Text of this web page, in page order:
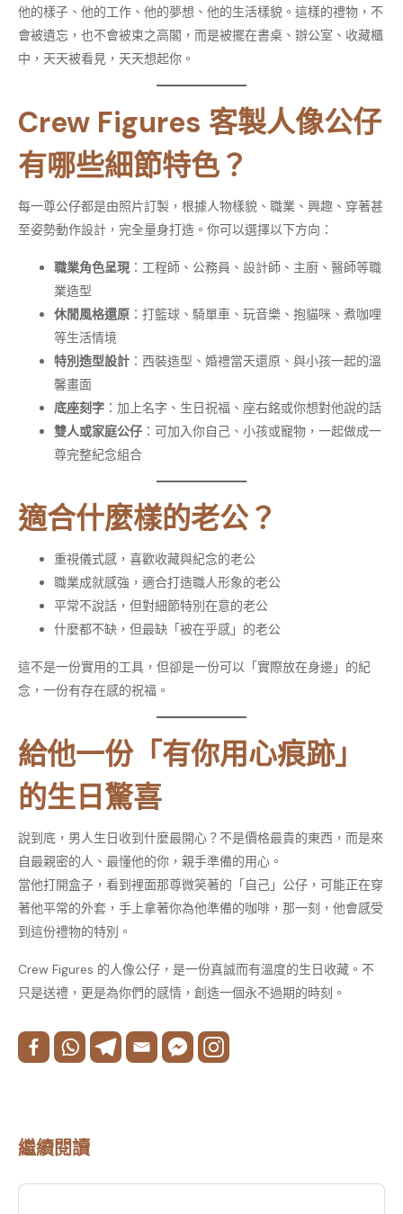
他的樣子、他的工作、他的夢想、他的生活樣貌。這樣的禮物，不
會被遺忘，也不會被束之高閣，而是被擺在書桌、辦公室、收藏櫃
中，天天被看見，天天想起你。
Crew Figures 客製人像公仔
有哪些細節特色？
每一尊公仔都是由照片訂製，根據人物樣貌、職業、興趣、穿著甚
至姿勢動作設計，完全量身打造。你可以選擇以下方向：
職業角色呈現：工程師、公務員、設計師、主廚、醫師等職
業造型
休閒風格還原 ：打籃球、騎單車、玩音樂、抱貓咪、煮咖哩
等生活情境
特別造型設計 ：西裝造型、婚禮當天還原、與小孩一起的溫
馨畫面
底座刻字 ：加上名字、生日祝福、座右銘或你想對他說的話
雙人或家庭公仔 ：可加入你自己、小孩或寵物，一起做成一
尊完整紀念組合
適合什麼樣的老公？
重視儀式感，喜歡收藏與紀念的老公
職業成就感強，適合打造職人形象的老公
平常不說話，但對細節特別在意的老公
什麼都不缺，但最缺「被在乎感」的老公
這不是一份實用的工具，但卻是一份可以「實際放在身邊」的紀
念，一份有存在感的祝福。
給他一份「有你用心痕跡」
的生日驚喜
說到底，男人生日收到什麼最開心？不是價格最貴的東西，而是來
自最親密的人、最懂他的你，親手準備的用心。
當他打開盒子，看到裡面那尊微笑著的「自己」公仔，可能正在穿
著他平常的外套，手上拿著你為他準備的咖啡，那一刻，他會感受
到這份禮物的特別。
Crew Figures 的人像公仔，是一份真誠而有溫度的生日收藏。不
只是送禮，更是為你們的感情，創造一個永不過期的時刻。
繼續閱讀